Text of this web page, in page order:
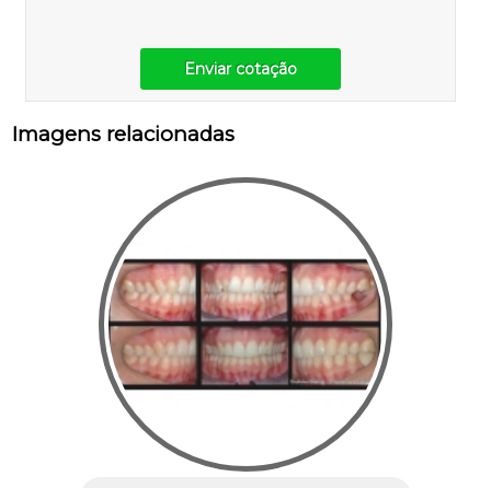
Enviar cotação
Imagens relacionadas